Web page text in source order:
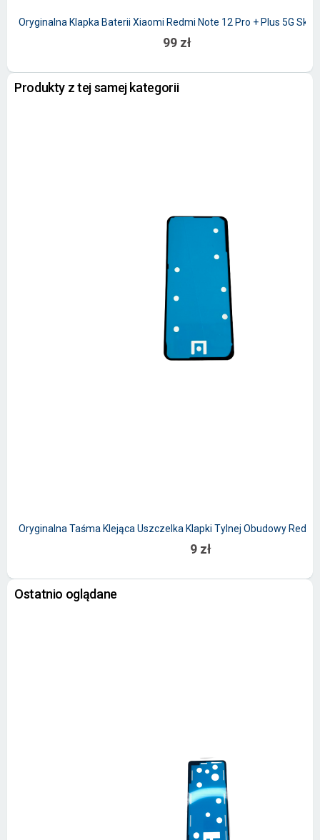
Oryginalna Klapka Baterii Xiaomi Redmi Note 12 Pro + Plus 5G Sky
99 zł
Produkty z tej samej kategorii
Oryginalna Taśma Klejąca Uszczelka Klapki Tylnej Obudowy
9 zł
Ostatnio oglądane